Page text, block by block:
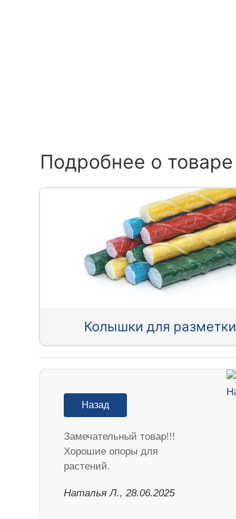
Подробнее о товаре
Колышки для разметки
Назад
Замечательный товар!!!
Хорошие опоры для
растений.
Наталья Л., 28.06.2025